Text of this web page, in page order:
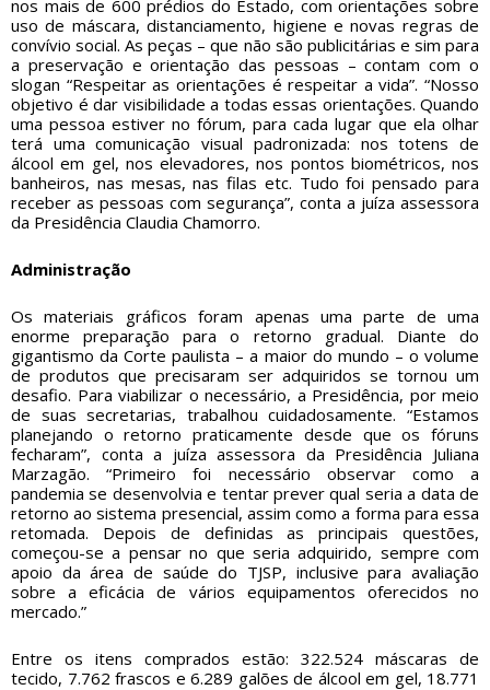
nos mais de 600 prédios do Estado, com orientações sobre
uso de máscara, distanciamento, higiene e novas regras de
convívio social. As peças – que não são publicitárias e sim para
a preservação e orientação das pessoas – contam com o
slogan “Respeitar as orientações é respeitar a vida”. “Nosso
objetivo é dar visibilidade a todas essas orientações. Quando
uma pessoa estiver no fórum, para cada lugar que ela olhar
terá uma comunicação visual padronizada: nos totens de
álcool em gel, nos elevadores, nos pontos biométricos, nos
banheiros, nas mesas, nas filas etc. Tudo foi pensado para
receber as pessoas com segurança”, conta a juíza assessora
da Presidência Claudia Chamorro.
Administração
Os materiais gráficos foram apenas uma parte de uma
enorme preparação para o retorno gradual. Diante do
gigantismo da Corte paulista – a maior do mundo – o volume
de produtos que precisaram ser adquiridos se tornou um
desafio. Para viabilizar o necessário, a Presidência, por meio
de suas secretarias, trabalhou cuidadosamente. “Estamos
planejando o retorno praticamente desde que os fóruns
fecharam”, conta a juíza assessora da Presidência Juliana
Marzagão. “Primeiro foi necessário observar como a
pandemia se desenvolvia e tentar prever qual seria a data de
retorno ao sistema presencial, assim como a forma para essa
retomada. Depois de definidas as principais questões,
começou-se a pensar no que seria adquirido, sempre com
apoio da área de saúde do TJSP, inclusive para avaliação
sobre a eficácia de vários equipamentos oferecidos no
mercado.”
Entre os itens comprados estão: 322.524 máscaras de
tecido, 7.762 frascos e 6.289 galões de álcool em gel, 18.771